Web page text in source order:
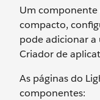
Um
compacto,
pode adicionar
Criador de
As páginas do
componentes: